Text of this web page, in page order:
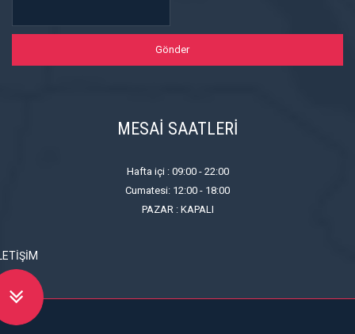
MESAİ SAATLERİ
Hafta içi : 09:00 - 22:00
Cumatesi: 12:00 - 18:00
PAZAR : KAPALI